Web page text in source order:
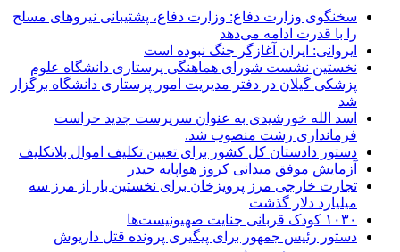
سخنگوی وزارت دفاع: وزارت دفاع، پشتیبانی نیرو‌های مسلح
را با قدرت ادامه می‌دهد
ایروانی: ایران آغازگر جنگ نبوده است
نخستین نشست شورای هماهنگی پرستاری دانشگاه علوم
پزشکی گیلان در دفتر مدیریت امور پرستاری دانشگاه برگزار
شد
اسد الله خورشیدی به عنوان سرپرست جدید حراست
فرمانداری رشت منصوب شد.
دستور دادستان کل کشور برای تعیین تکلیف اموال بلاتکلیف
آزمایش موفق میدانی کروز هواپایه حیدر
تجارت خارجی مرز پرویزخان برای نخستین بار از مرز سه
میلیارد دلار گذشت
۱۰۳۰ کودک قربانی جنایت صهیونیست‌ها
دستور رئیس جمهور برای پیگیری پرونده قتل داریوش